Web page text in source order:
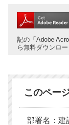
記の「Adobe
ら無料ダウンロー
このペー
部署名：建